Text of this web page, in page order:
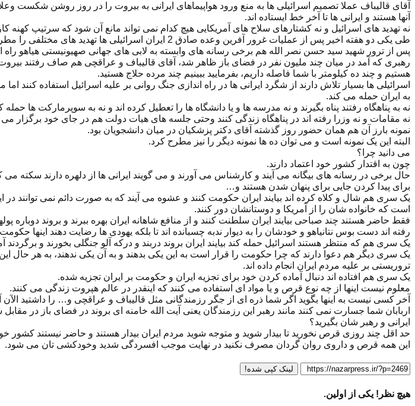
آقای قالیباف عملا تصمیم اسرائیلی ها به منع ورود هواپیماهای ایرانی به بیروت را در روز روشن شکست
آنها هستند و ایرانی ها تا آخر خط ایستاده اند.
نه تهدید های اسرائیل و نه کشتارهای سلاح های آمریکایی هیچ کدام نمی تواند مانع آن شود که سرتیپ کهنه
طی یکی دو هفته اخیر پس از عملیات غرور آفرین وعده صادق 2 ایران اسرائیلی ها تهدید های مختلفی را مطرح کرده بودند که می خواهند مقامات ایرانی را ترور کنند.
پس از ترور شهید سید حسن نصر الله هم برخی رسانه های وابسته به لابی های جهانی صهیونیستی هیاهو راه
رهبری که آمد در میان چند ملیون نفر در فضای باز ظاهر شد، آقای قالیباف و عراقچی هم صاف رفتند بیروت
هستیم و چند ده کیلومتر با شما فاصله داریم، بفرمایید ببینیم چند مرده حلاج هستید.
اسرائیلی ها بسیار تلاش دارند از شگرد ایرانی ها در راه اندازی جنگ روانی بر علیه اسرائیل استفاده
به ایران حمله می کند.
نه به پناهگاه رفتند پناه بگیرند و نه مدرسه ها و یا دانشگاه ها را تعطیل کرده اند و نه به سوپرمارکت ها
نه مقامات و نه وزرا رفته اند در پناهگاه زندگی کنند وحتی جلسه های هیات دولت هم در جای خود برگزار
نمونه بارز آن هم همان حضور روز گذشته آقای دکتر پزشکیان در میان دانشجویان بود.
البته این یک نمونه است و می توان ده ها نمونه دیگر را نیز مطرح کرد.
می دانید چرا؟
چون به اقتدار کشور خود اعتماد دارند.
حال برخی در رسانه های بیگانه می آیند و کارشناس می آورند و می گویند ایرانی ها از دلهره دارند سکته
برای پیدا کردن جایی برای پنهان شدن هستند و…
یک سری هم شال و کلاه کرده اند بیایند ایران حکومت کنند و عشوه می آیند که به صورت دائم نمی توانند
است که خانواده شان را از آمریکا و دوستانشان دور کنند.
فقط حاضر هستند چند صباحی بیایند ایران سلطنت کنند و از منافع شاهانه ایران بهره ببرند و بروند دوباره
رفته اند دست بوس نتانیاهو و خودشان را به دیوار ندبه چسبانده اند تا بلکه یهودی ها رضایت دهند اینها
یک سری هم که منتظر هستند اسرائیل حمله کند بیایند ایران بروند دربند و درکه آلو جنگلی بخورند و برگردند
یک سری دیگر هم دعوا دارند که چرا حکومت را قرار است به این یکی بدهند و به آن یکی ندهند، به هر حال
تروریستی بر علیه مردم ایران انجام داده اند.
یک سری هم افتاده اند دنبال آماده کردن خود برای تجزیه ایران و حکومت بر ایران تجزیه شده.
معلوم نیست اینها از چه نوع قرص و یا مواد ای استفاده می کنند که اینقدر در عالم هپروت زندگی می کنند.
آخر کسی نیست به اینها بگوید اگر شما ذره ای از جگر رزمندگانی مثل قالیباف و عراقچی و… را داشتید
اربابان شما جسارت نمی کنند مانند رهبر این رزمندگان یعنی آیت الله خامنه ای بروند در فضای باز در
ایرانی و رهبر شان بگیرید؟
حد اقل چند روزی قرص نخورید تا بیدار شوید و متوجه شوید مردم ایران بیدار هستند و حاضر نیستند کشور
این همه قرص و داروی روان گردان مصرف نکنید در نهایت موجب افسردگی شدید وخودکشی تان می شود.
لینک کپی شده!
هیچ نظر! یکی از اولین.